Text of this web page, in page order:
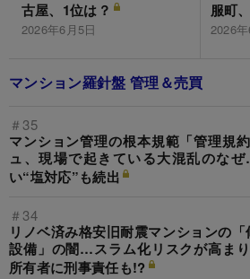
古屋、1位は？
2026年6月5日
服町
2026
マンション羅針盤 管理＆売買
＃35
マンション管理の根本規範「管理規
ュ、現場で起きている大混乱のな
い“塩対応”も続出
＃34
リノベ済み格安旧耐震マンションの
設備」の闇…スラム化リスクが高ま
所有者に刑事責任も!?